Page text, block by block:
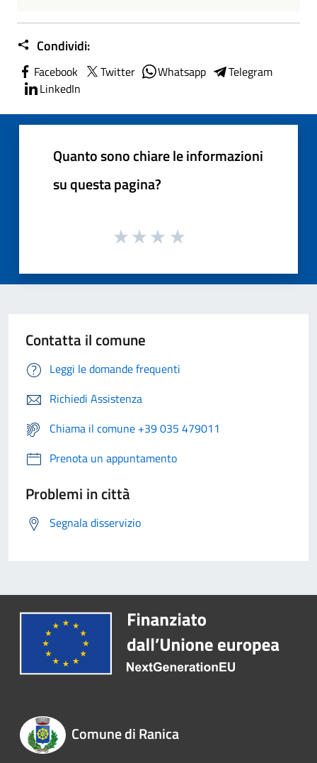
Condividi:
Facebook Twitter Whatsapp
Telegram
LinkedIn
Quanto sono chiare le informazioni
su questa pagina?
Contatta il comune
Leggi le domande frequenti
Richiedi Assistenza
Chiama il comune +39 035 479011
Prenota un appuntamento
Problemi in città
Segnala disservizio
Comune di Ranica